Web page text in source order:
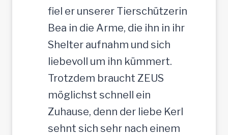
fiel er unserer Tierschützerin
Bea in die Arme, die ihn in ihr
Shelter aufnahm und sich
liebevoll um ihn kümmert.
Trotzdem braucht ZEUS
möglichst schnell ein
Zuhause, denn der liebe Kerl
sehnt sich sehr nach einem